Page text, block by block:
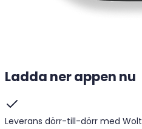
Ladda ner appen nu
Leverans dörr-till-dörr med Wolt